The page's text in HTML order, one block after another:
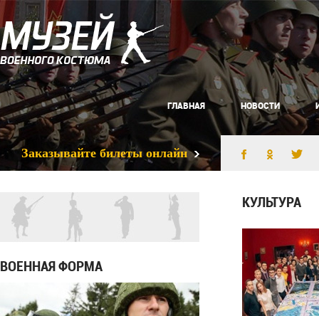
ГЛАВНАЯ НОВОСТИ
Заказывайте билеты онлайн
ВОЕННАЯ ФОРМА
КУЛЬТУРА